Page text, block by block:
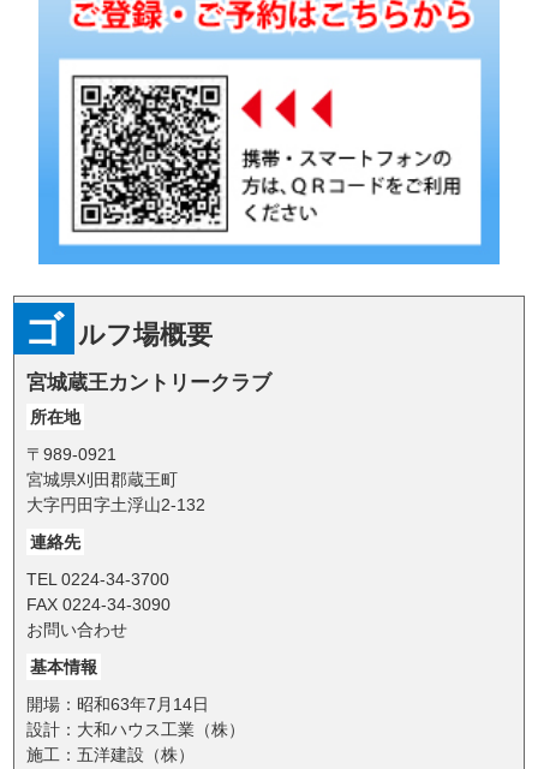
ゴ ルフ場概要
宮城蔵王カントリークラブ
所在地
〒989-0921
宮城県刈田郡蔵王町
大字円田字土浮山2-132
連絡先
TEL 0224-34-3700
FAX 0224-34-3090
お問い合わせ
基本情報
開場：昭和63年7月14日
設計：大和ハウス工業（株）
施工：五洋建設（株）